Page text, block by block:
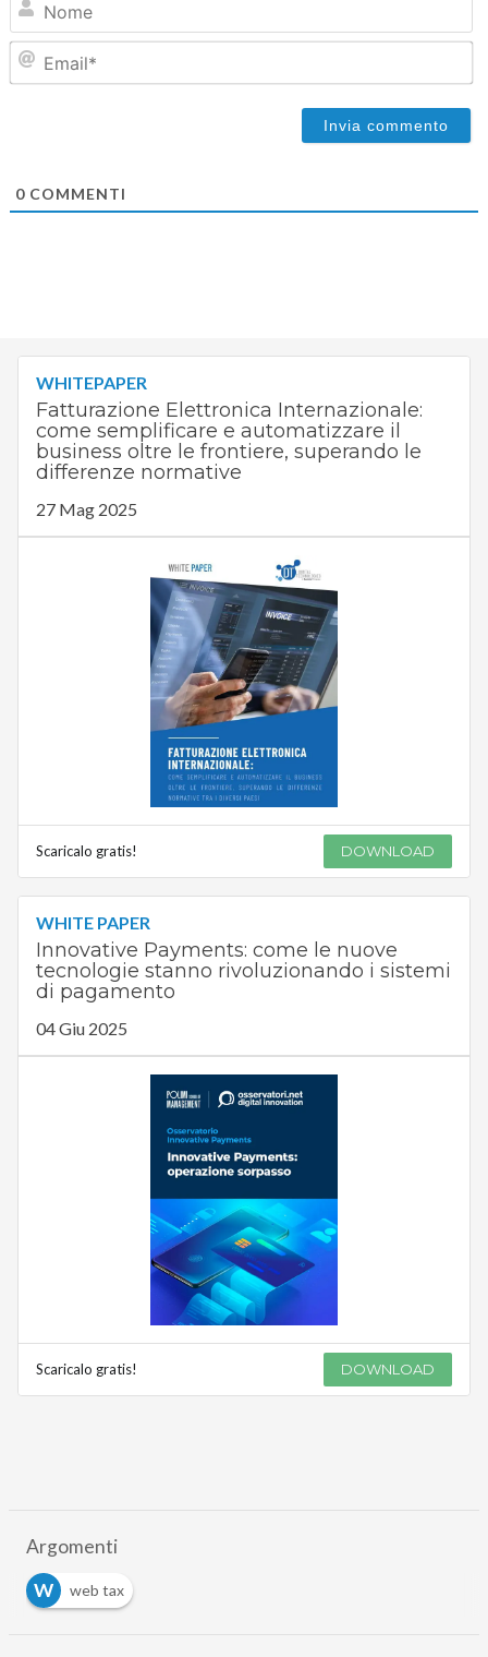
0COMMENTI
WHITEPAPER
Fatturazione Elettronica Internazionale:
come semplificare e automatizzare il
business oltre le frontiere, superando le
differenze normative
27 Mag 2025
Scaricalo gratis! DOWNLOAD
WHITE PAPER
Innovative Payments: come le nuove
tecnologie stanno rivoluzionando i sistemi
di pagamento
04 Giu 2025
Scaricalo gratis! DOWNLOAD
Argomenti
W
web tax